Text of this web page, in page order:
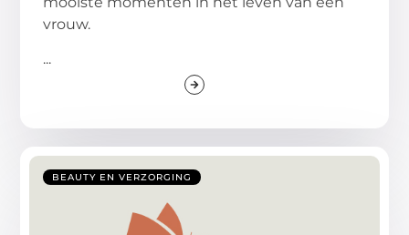
vrouw.
...
BEAUTY EN VERZORGING